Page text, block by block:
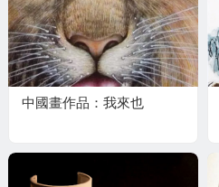
中國畫作品：我來也